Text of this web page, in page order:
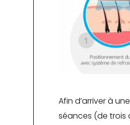
Afin d’arriver à
séances (de trois